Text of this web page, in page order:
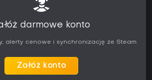
darmowe konto
alerty cenowe i synchronizację ze Steam
Załóż konto